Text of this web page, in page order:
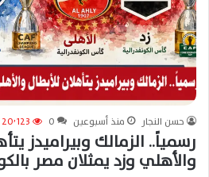
حسن النجار منذ أسبوعين 0 20٬123
رسمياً.. الزمالك وبيراميدز
والأهلي وزد يمثلان مصر